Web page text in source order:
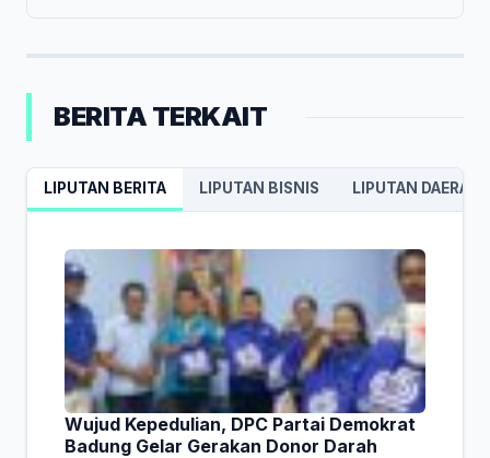
BERITA TERKAIT
LIPUTAN BERITA LIPUTAN BISNIS LIPUTAN DAERAH
Wujud Kepedulian, DPC Partai Demokrat
Badung Gelar Gerakan Donor Darah